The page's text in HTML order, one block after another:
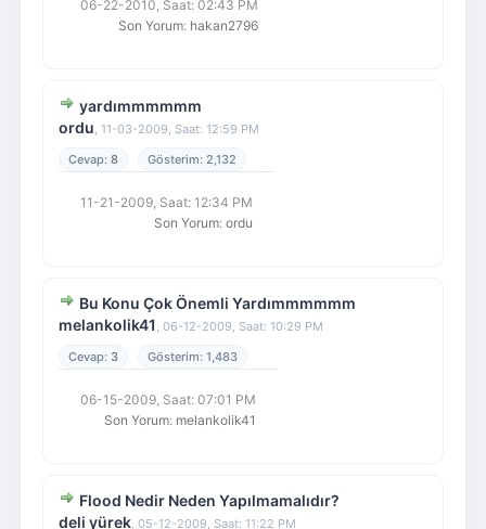
06-22-2010, Saat: 02:43 PM
Son Yorum: hakan2796
yardımmmmmm
ordu, 11-03-2009, Saat: 12:59 PM
8
2,132
11-21-2009, Saat: 12:34 PM
Son Yorum: ordu
Bu Konu Çok Önemli Yardımmmmmm
melankolik41 , 06-12-2009, Saat: 10:29 PM
3
1,483
06-15-2009, Saat: 07:01 PM
Son Yorum: melankolik41
Flood Nedir Neden Yapılmamalıdır?
deli yürek, 05-12-2009, Saat: 11:22 PM